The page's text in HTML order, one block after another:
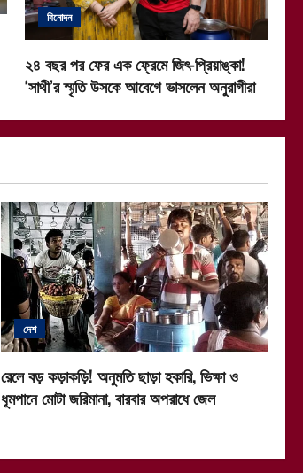
বিনোদন
২৪ বছর পর ফের এক ফ্রেমে জিৎ-প্রিয়াঙ্কা!
‘সাথী’র স্মৃতি উসকে আবেগে ভাসলেন অনুরাগীরা
দেশ
রেলে বড় কড়াকড়ি! অনুমতি ছাড়া হকারি, ভিক্ষা ও
ধূমপানে মোটা জরিমানা, বারবার অপরাধে জেল